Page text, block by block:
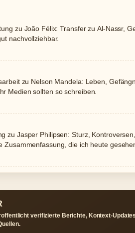
zu João Félix: Transfer zu Al-Nassr,
nachvollziehbar.
zu Nelson Mandela: Leben,
Medien sollten so schreiben.
zu Jasper Philipsen: Sturz,
Zusammenfassung, die ich heute
verifizierte Berichte, Kontext-